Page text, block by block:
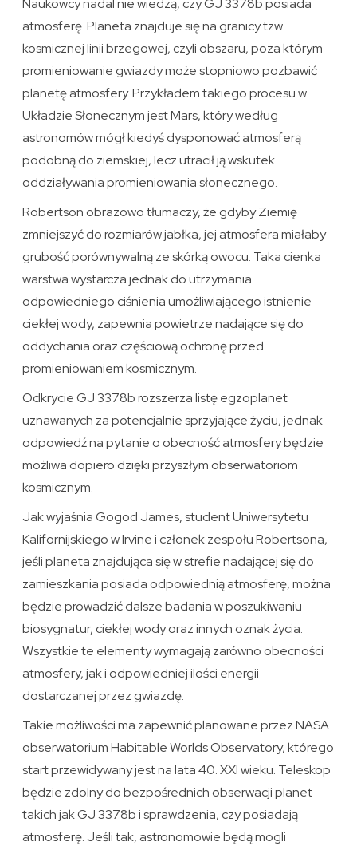
Naukowcy nadal nie wiedzą, czy GJ 3378b posiada
atmosferę. Planeta znajduje się na granicy tzw.
kosmicznej linii brzegowej, czyli obszaru, poza którym
promieniowanie gwiazdy może stopniowo pozbawić
planetę atmosfery. Przykładem takiego procesu w
Układzie Słonecznym jest Mars, który według
astronomów mógł kiedyś dysponować atmosferą
podobną do ziemskiej, lecz utracił ją wskutek
oddziaływania promieniowania słonecznego.
Robertson obrazowo tłumaczy, że gdyby Ziemię
zmniejszyć do rozmiarów jabłka, jej atmosfera miałaby
grubość porównywalną ze skórką owocu. Taka cienka
warstwa wystarcza jednak do utrzymania
odpowiedniego ciśnienia umożliwiającego istnienie
ciekłej wody, zapewnia powietrze nadające się do
oddychania oraz częściową ochronę przed
promieniowaniem kosmicznym.
Odkrycie GJ 3378b rozszerza listę egzoplanet
uznawanych za potencjalnie sprzyjające życiu, jednak
odpowiedź na pytanie o obecność atmosfery będzie
możliwa dopiero dzięki przyszłym obserwatoriom
kosmicznym.
Jak wyjaśnia Gogod James, student Uniwersytetu
Kalifornijskiego w Irvine i członek zespołu Robertsona,
jeśli planeta znajdująca się w strefie nadającej się do
zamieszkania posiada odpowiednią atmosferę, można
będzie prowadzić dalsze badania w poszukiwaniu
biosygnatur, ciekłej wody oraz innych oznak życia.
Wszystkie te elementy wymagają zarówno obecności
atmosfery, jak i odpowiedniej ilości energii
dostarczanej przez gwiazdę.
Takie możliwości ma zapewnić planowane przez NASA
obserwatorium Habitable Worlds Observatory, którego
start przewidywany jest na lata 40. XXI wieku. Teleskop
będzie zdolny do bezpośrednich obserwacji planet
takich jak GJ 3378b i sprawdzenia, czy posiadają
atmosferę. Jeśli tak, astronomowie będą mogli